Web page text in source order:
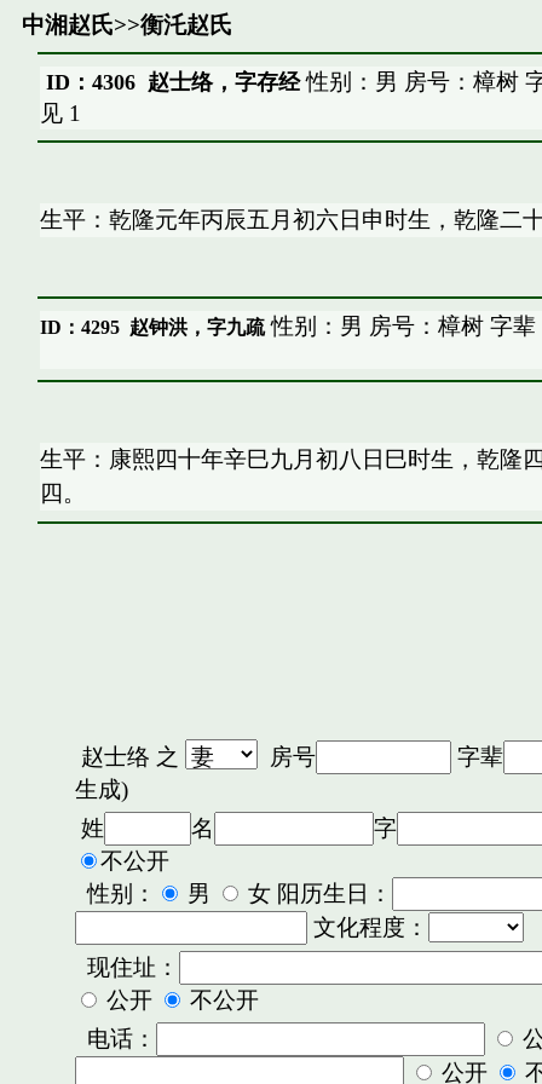
中湘赵氏>>衡汑赵氏
ID：4306 赵士络，字存经性别：男 房号：樟树
见 1
生平：乾隆元年丙辰五月初六日申时生，乾隆二
ID：4295 赵钟洪，字九疏性别：男 房号：樟树 字辈
生平：康熙四十年辛巳九月初八日巳时生，乾隆
四。
赵士络 之 房号
字辈
生成)
姓
名
字
不公开
性别：
男
女 阳历生日：
文化程度：
现住址：
公开
不公开
电话：
公开